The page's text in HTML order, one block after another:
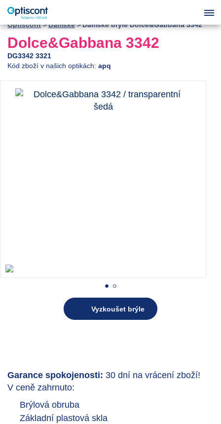
Optiscont Dámské Dámské brýle Dolce&Gabbana 3342
Dolce&Gabbana 3342
DG3342 3321
Kód zboží v našich optikách: apq
Vyzkoušet brýle
Garance spokojenosti: 30 dní na vrácení zboží!
V ceně zahrnuto:
Brýlová obruba
Základní plastová skla